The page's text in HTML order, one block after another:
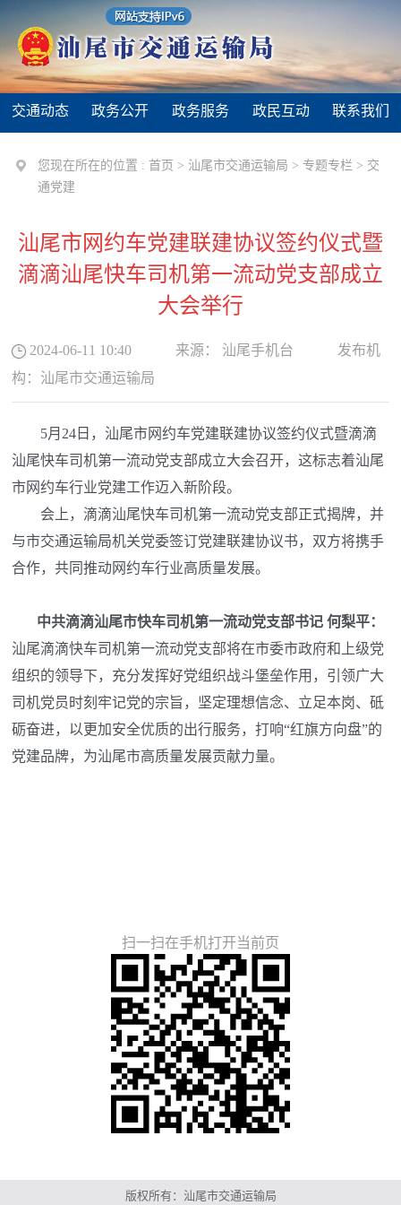
交通动态 政务公开 政务服务 政民互动 联系我们
您现在所在的位置 : 首页 > 汕尾市交通运输局 > 专题专栏 > 交
通党建
汕尾市网约车党建联建协议签约仪式暨
滴滴汕尾快车司机第一流动党支部成立
大会举行
2024-06-11 10:40 来源： 汕尾手机台
发布机
构： 汕尾市交通运输局
5月24日，汕尾市网约车党建联建协议签约仪式暨滴滴
汕尾快车司机第一流动党支部成立大会召开，这标志着汕尾
市网约车行业党建工作迈入新阶段。
会上，滴滴汕尾快车司机第一流动党支部正式揭牌，并
与市交通运输局机关党委签订党建联建协议书，双方将携手
合作，共同推动网约车行业高质量发展。
中共滴滴汕尾市快车司机第一流动党支部书记 何梨平：
汕尾滴滴快车司机第一流动党支部将在市委市政府和上级党
组织的领导下，充分发挥好党组织战斗堡垒作用，引领广大
司机党员时刻牢记党的宗旨，坚定理想信念、立足本岗、砥
砺奋进，以更加安全优质的出行服务，打响“红旗方向盘”的
党建品牌，为汕尾市高质量发展贡献力量。
扫一扫在手机打开当前页
版权所有：汕尾市交通运输局